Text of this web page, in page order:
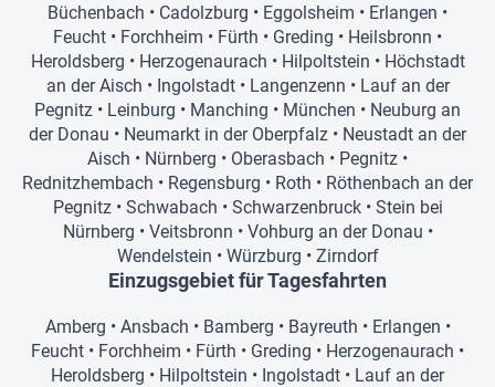
Büchenbach • Cadolzburg • Eggolsheim • Erlangen •
Feucht • Forchheim • Fürth • Greding • Heilsbronn •
Heroldsberg • Herzogenaurach • Hilpoltstein • Höchstadt
an der Aisch • Ingolstadt• Langenzenn • Lauf an der
Pegnitz • Leinburg • Manching • München • Neuburg an
der Donau • Neumarkt in der Oberpfalz • Neustadt an der
Aisch • Nürnberg • Oberasbach • Pegnitz •
Rednitzhembach • Regensburg • Roth • Röthenbach an der
Pegnitz• Schwabach • Schwarzenbruck• Stein bei
Nürnberg • Veitsbronn • Vohburg an der Donau •
Wendelstein • Würzburg • Zirndorf
Einzugsgebiet für Tagesfahrten
Amberg • Ansbach • Bamberg • Bayreuth • Erlangen •
Feucht • Forchheim • Fürth • Greding • Herzogenaurach •
Heroldsberg • Hilpoltstein • Ingolstadt • Lauf an der